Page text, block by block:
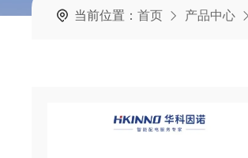
当前位置：首页 产品中心